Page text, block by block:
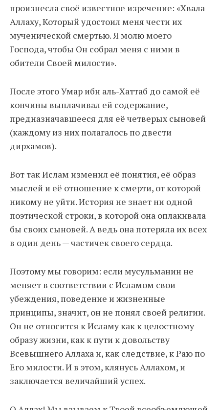
произнесла своё известное изречение: «Хвала
Аллаху, Который удостоил меня чести их
мученической смертью. Я молю моего
Господа, чтобы Он собрал меня с ними в
обители Своей милости».
После этого Умар ибн аль-Хаттаб до самой её
кончины выплачивал ей содержание,
предназначавшееся для её четверых сыновей
(каждому из них полагалось по двести
дирхамов).
Вот так Ислам изменил её понятия, её образ
мыслей и её отношение к смерти, от которой
никому не уйти. История не знает ни одной
поэтической строки, в которой она оплакивала
бы своих сыновей. А ведь она потеряла их всех
в один день — частичек своего сердца.
Поэтому мы говорим: если мусульманин не
меняет в соответствии с Исламом свои
убеждения, поведение и жизненные
принципы, значит, он не понял своей религии.
Он не относится к Исламу как к целостному
образу жизни, как к пути к довольству
Всевышнего Аллаха и, как следствие, к Раю по
Его милости. И в этом, клянусь Аллахом, и
заключается величайший успех.